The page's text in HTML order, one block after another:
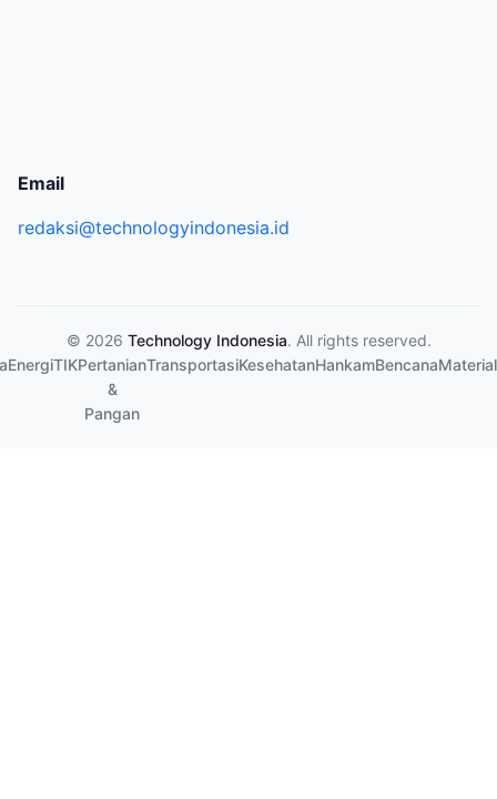
Email
redaksi@technologyindonesia.id
© 2026 Technology Indonesia. All rights reserved.
EnergiTIKPertanian
&
Pangan
TransportasiKesehatanHankamBencanaMaterial